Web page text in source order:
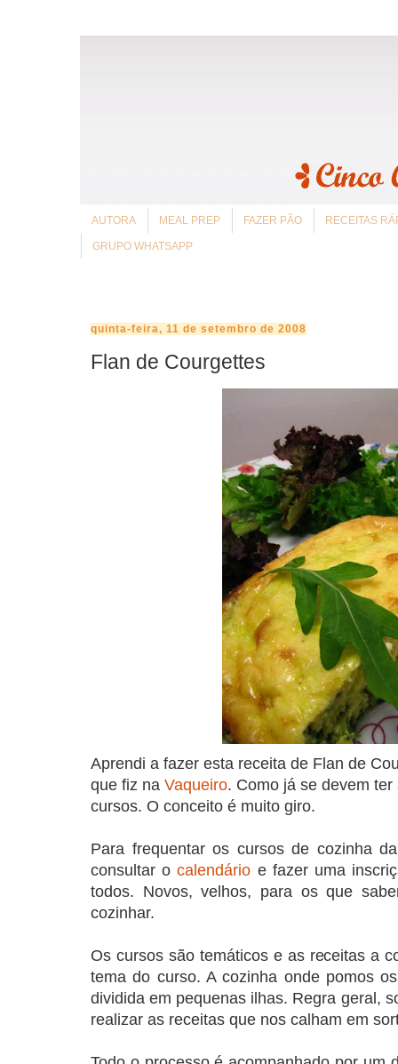
AUTORA MEAL PREP FAZER PÃO RECEITAS
GRUPO WHATSAPP
quinta-feira, 11 de setembro de 2008
Flan de Courgettes
Aprendi a fazer esta receita de Flan de
que fiz na Vaqueiro. Como já se devem
cursos. O conceito é muito giro.
Para frequentar os cursos de cozinha
consultar ocalendário e fazer uma
todos. Novos, velhos, para os que
cozinhar.
Os cursos são temáticos e as receitas a
tema do curso. A cozinha onde pomos
dividida em pequenas ilhas. Regra geral,
realizar as receitas que nos calham em
COMPRAR LIVRO